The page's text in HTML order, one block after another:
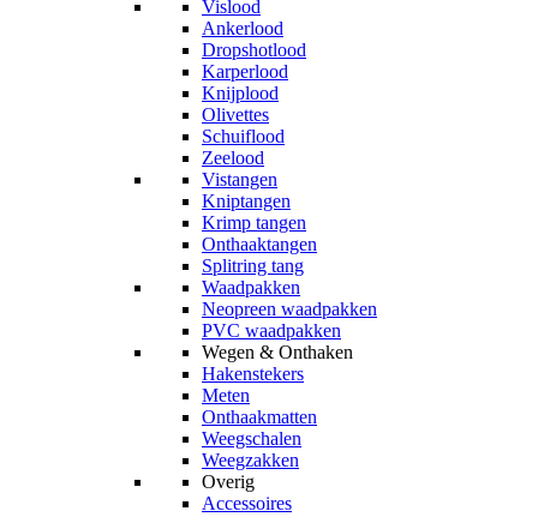
Vislood
Ankerlood
Dropshotlood
Karperlood
Knijplood
Olivettes
Schuiflood
Zeelood
Vistangen
Kniptangen
Krimp tangen
Onthaaktangen
Splitring tang
Waadpakken
Neopreen waadpakken
PVC waadpakken
Wegen & Onthaken
Hakenstekers
Meten
Onthaakmatten
Weegschalen
Weegzakken
Overig
Accessoires